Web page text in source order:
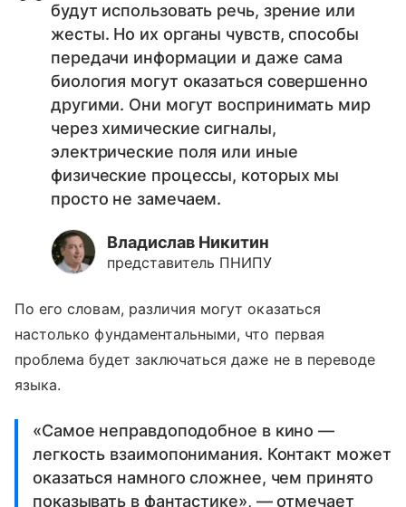
будут использовать речь, зрение или
жесты. Но их органы чувств, способы
передачи информации и даже сама
биология могут оказаться совершенно
другими. Они могут воспринимать мир
через химические сигналы,
электрические поля или иные
физические процессы, которых мы
просто не замечаем.
Владислав Никитин
представитель ПНИПУ
По его словам, различия могут оказаться
настолько фундаментальными, что первая
проблема будет заключаться даже не в переводе
языка.
«Самое неправдоподобное в кино —
легкость взаимопонимания. Контакт может
оказаться намного сложнее, чем принято
показывать в фантастике», — отмечает